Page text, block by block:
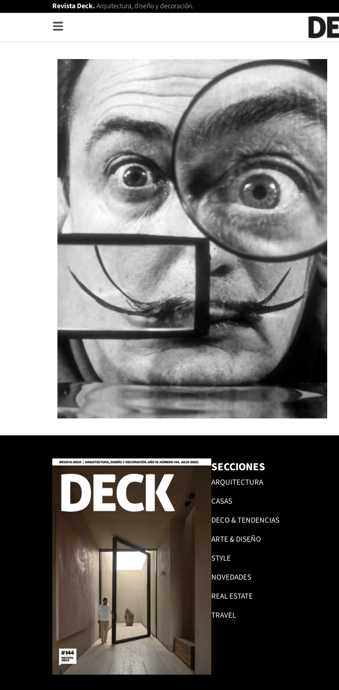
Revista Deck.Arquitectura, diseño y decoración.
SECCIONES
ARQUITECTURA
CASAS
DECO & TENDENCIAS
ARTE & DISEÑO
STYLE
NOVEDADES
REAL ESTATE
TRAVEL